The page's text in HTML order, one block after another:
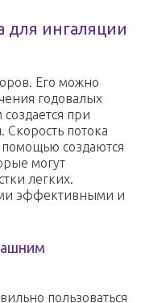
для ингаляции
Его можно
годовалых
при
потока
помощью создаются
могут
легких.
эффективными и
пользоваться